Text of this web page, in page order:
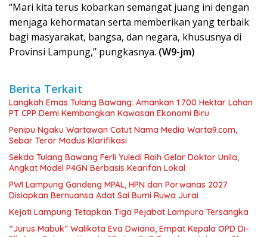
“Mari kita terus kobarkan semangat juang ini dengan
menjaga kehormatan serta memberikan yang terbaik
bagi masyarakat, bangsa, dan negara, khususnya di
Provinsi Lampung,” pungkasnya. (W9-jm)
Berita Terkait
Langkah Emas Tulang Bawang: Amankan 1.700 Hektar Lahan
PT CPP Demi Kembangkan Kawasan Ekonomi Biru
Penipu Ngaku Wartawan Catut Nama Media Warta9.com,
Sebar Teror Modus Klarifikasi
Sekda Tulang Bawang Ferli Yuledi Raih Gelar Doktor Unila,
Angkat Model P4GN Berbasis Kearifan Lokal
PWI Lampung Gandeng MPAL, HPN dan Porwanas 2027
Disiapkan Bernuansa Adat Sai Bumi Ruwa Jurai
Kejati Lampung Tetapkan Tiga Pejabat Lampura Tersangka
“Jurus Mabuk” Walikota Eva Dwiana, Empat Kepala OPD Di-